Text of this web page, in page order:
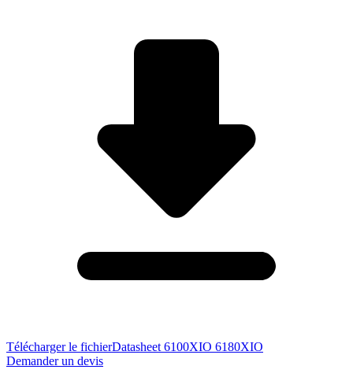
Télécharger le fichierDatasheet 6100XIO 6180XIO
Demander un devis